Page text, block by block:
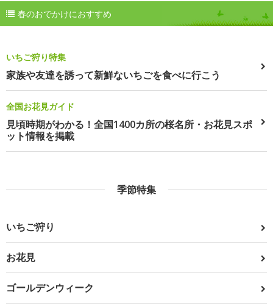
春のおでかけにおすすめ
いちご狩り特集
家族や友達を誘って新鮮ないちごを食べに行こう
全国お花見ガイド
見頃時期がわかる！全国1400カ所の桜名所・お花見スポ
ット情報を掲載
季節特集
いちご狩り
お花見
ゴールデンウィーク